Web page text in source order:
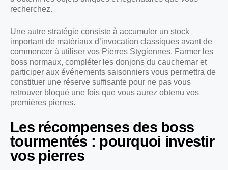
recherchez.
Une autre stratégie consiste à accumuler un stock
important de matériaux d’invocation classiques avant de
commencer à utiliser vos Pierres Stygiennes. Farmer les
boss normaux, compléter les donjons du cauchemar et
participer aux événements saisonniers vous permettra de
constituer une réserve suffisante pour ne pas vous
retrouver bloqué une fois que vous aurez obtenu vos
premières pierres.
Les récompenses des boss
tourmentés : pourquoi investir
vos pierres